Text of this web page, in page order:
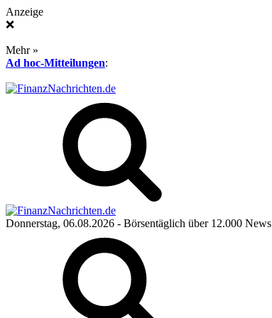
Anzeige
❌
Mehr »
Ad hoc-Mitteilungen:
Donnerstag, 06.08.2026 - Börsentäglich über 12.000 News